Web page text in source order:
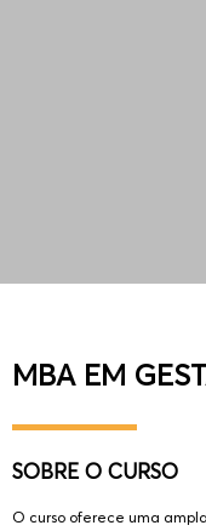
MBA EM
SOBRE O CURSO
O curso oferece uma